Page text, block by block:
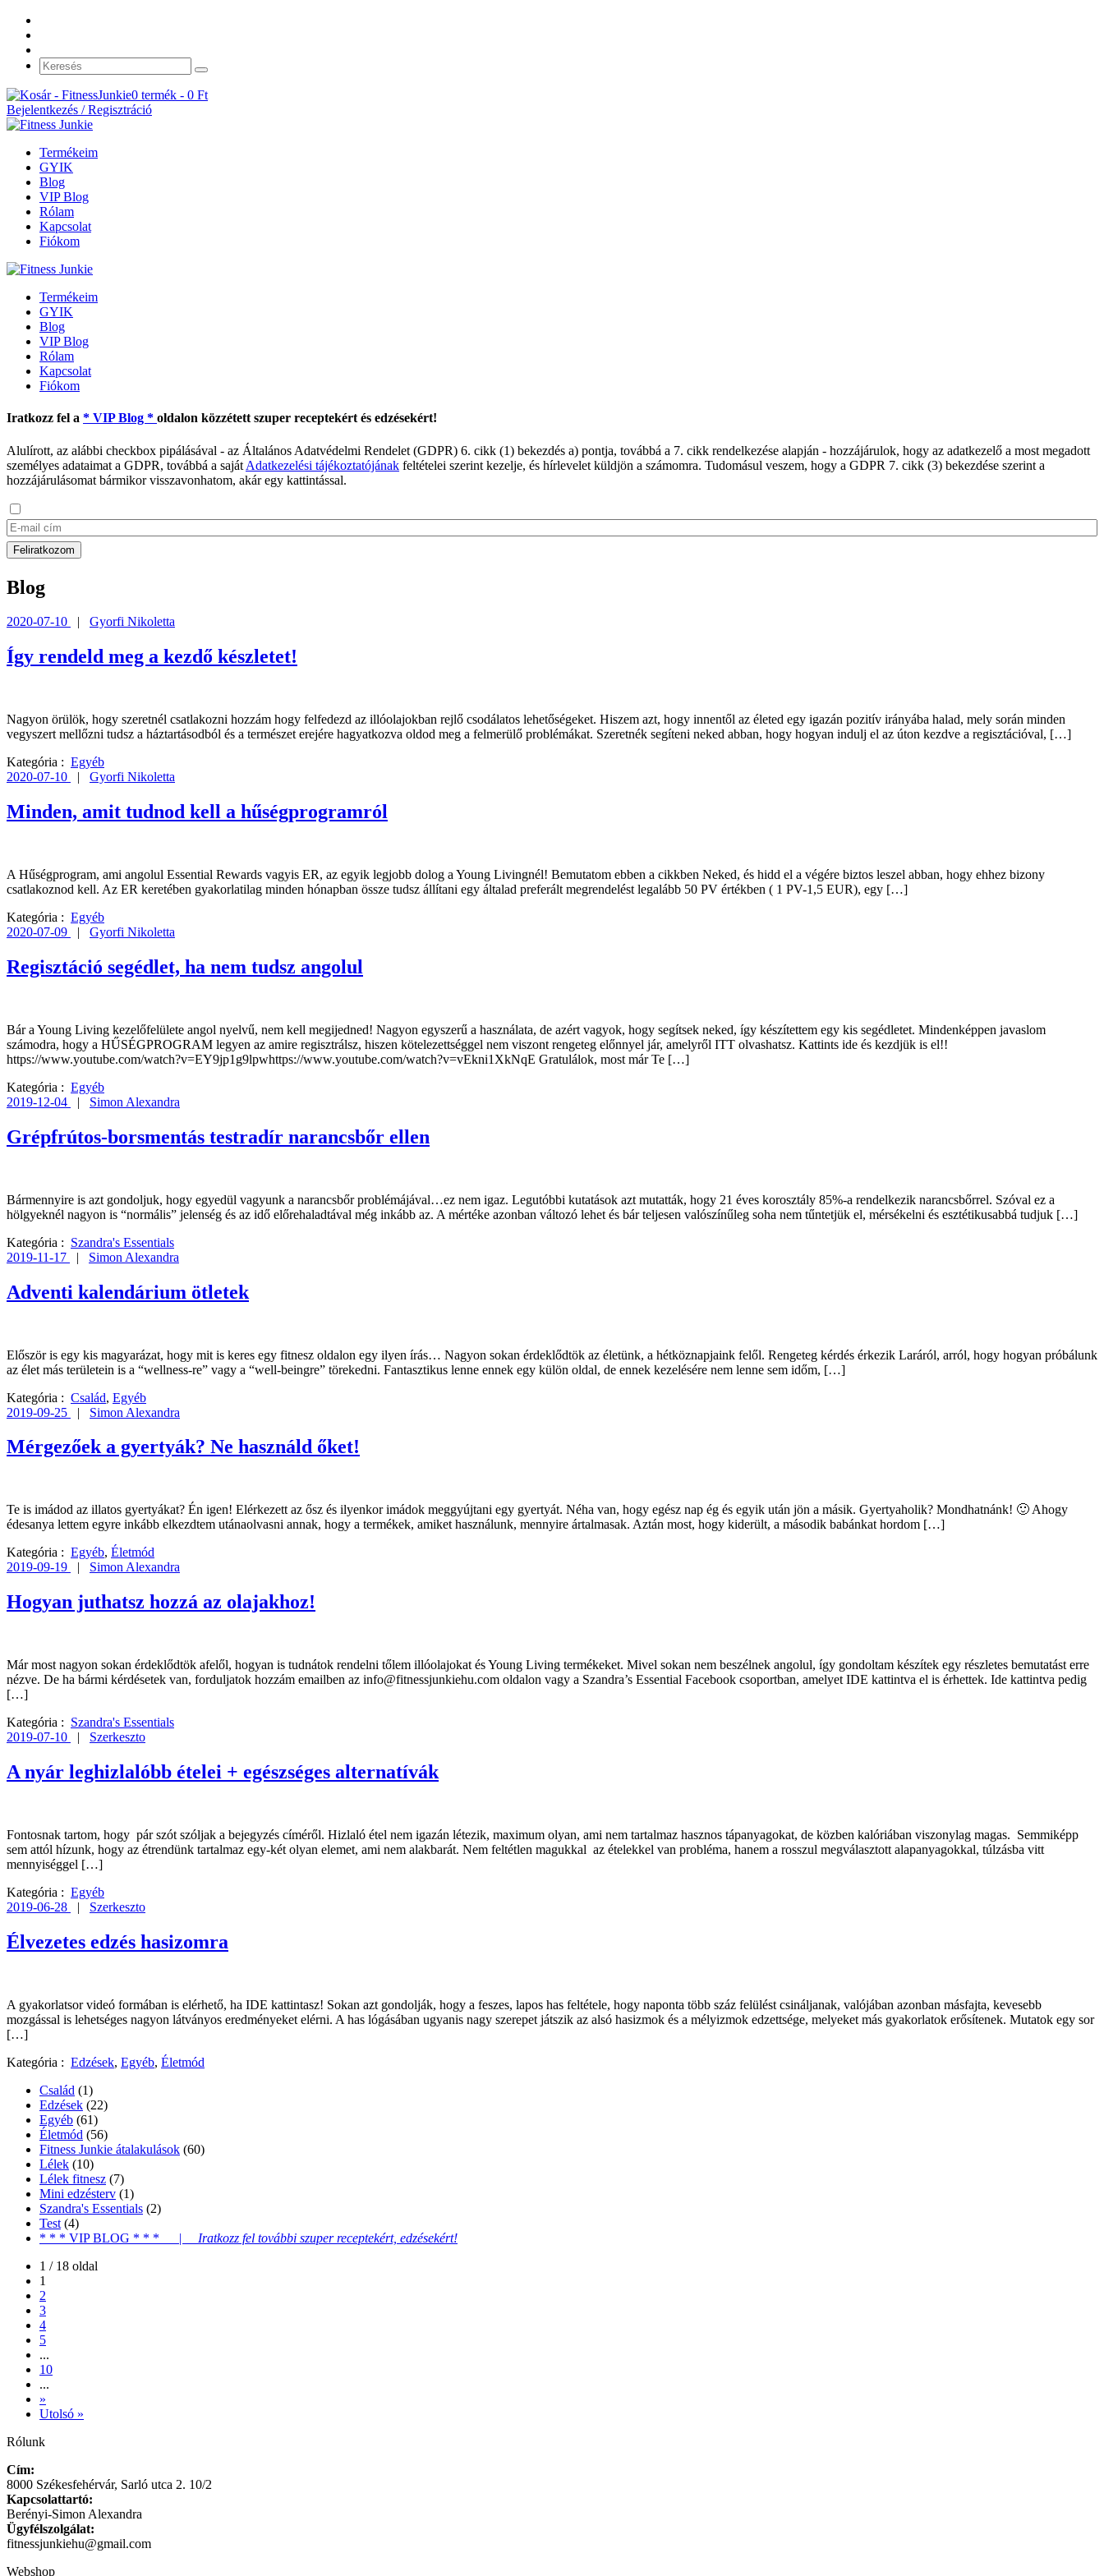
0 termék - 0 Ft
Bejelentkezés / Regisztráció
Termékeim
GYIK
Blog
VIP Blog
Rólam
Kapcsolat
Fiókom
Termékeim
GYIK
Blog
VIP Blog
Rólam
Kapcsolat
Fiókom
Iratkozz fel a * VIP Blog * oldalon közzétett szuper receptekért és edzésekért!
Alulírott, az alábbi checkbox pipálásával - az Általános Adatvédelmi Rendelet (GDPR) 6. cikk (1) bekezdés a) pontja, továbbá a 7. cikk rendelkezése alapján - hozzájárulok, hogy az adatkezelő a most megadott
személyes adataimat a GDPR, továbbá a saját Adatkezelési tájékoztatójának feltételei szerint kezelje, és hírlevelet küldjön a számomra. Tudomásul veszem, hogy a GDPR 7. cikk (3) bekezdése szerint a
hozzájárulásomat bármikor visszavonhatom, akár egy kattintással.
Blog
2020-07-10 | Gyorfi Nikoletta
Így rendeld meg a kezdő készletet!
Nagyon örülök, hogy szeretnél csatlakozni hozzám hogy felfedezd az illóolajokban rejlő csodálatos lehetőségeket. Hiszem azt, hogy innentől az életed egy igazán pozitív irányába halad, mely során minden
vegyszert mellőzni tudsz a háztartásodból és a természet erejére hagyatkozva oldod meg a felmerülő problémákat. Szeretnék segíteni neked abban, hogy hogyan indulj el az úton kezdve a regisztációval, […]
Kategória : Egyéb
2020-07-10
| Gyorfi Nikoletta
Minden, amit tudnod kell a hűségprogramról
A Hűségprogram, ami angolul Essential Rewards vagyis ER, az egyik legjobb dolog a Young Livingnél! Bemutatom ebben a cikkben Neked, és hidd el a végére biztos leszel abban, hogy ehhez bizony
csatlakoznod kell. Az ER keretében gyakorlatilag minden hónapban össze tudsz állítani egy általad preferált megrendelést legalább 50 PV értékben ( 1 PV-1,5 EUR), egy […]
Kategória : Egyéb
2020-07-09
| Gyorfi Nikoletta
Regisztáció segédlet, ha nem tudsz angolul
Bár a Young Living kezelőfelülete angol nyelvű, nem kell megijedned! Nagyon egyszerű a használata, de azért vagyok, hogy segítsek neked, így készítettem egy kis segédletet. Mindenképpen javaslom
számodra, hogy a HŰSÉGPROGRAM legyen az amire regisztrálsz, hiszen kötelezettséggel nem viszont rengeteg előnnyel jár, amelyről ITT olvashatsz. Kattints ide és kezdjük is el!!
https://www.youtube.com/watch?v=EY9jp1g9lpwhttps://www.youtube.com/watch?v=vEkni1XkNqE Gratulálok, most már Te […]
Kategória : Egyéb
2019-12-04
| Simon Alexandra
Grépfrútos-borsmentás testradír narancsbőr ellen
Bármennyire is azt gondoljuk, hogy egyedül vagyunk a narancsbőr problémájával…ez nem igaz. Legutóbbi kutatások azt mutatták, hogy 21 éves korosztály 85%-a rendelkezik narancsbőrrel. Szóval ez a
hölgyeknél nagyon is “normális” jelenség és az idő előrehaladtával még inkább az. A mértéke azonban változó lehet és bár teljesen valószínűleg soha nem tűntetjük el, mérsékelni és esztétikusabbá tudjuk […]
Kategória : Szandra's Essentials
2019-11-17
| Simon Alexandra
Adventi kalendárium ötletek
Először is egy kis magyarázat, hogy mit is keres egy fitnesz oldalon egy ilyen írás… Nagyon sokan érdeklődtök az életünk, a hétköznapjaink felől. Rengeteg kérdés érkezik Laráról, arról, hogy hogyan próbálunk
az élet más területein is a “wellness-re” vagy a “well-beingre” törekedni. Fantasztikus lenne ennek egy külön oldal, de ennek kezelésére nem lenne sem időm, […]
Kategória : Család, Egyéb
2019-09-25
| Simon Alexandra
Mérgezőek a gyertyák? Ne használd őket!
Te is imádod az illatos gyertyákat? Én igen! Elérkezett az ősz és ilyenkor imádok meggyújtani egy gyertyát. Néha van, hogy egész nap ég és egyik után jön a másik. Gyertyaholik? Mondhatnánk! 🙂 Ahogy
édesanya lettem egyre inkább elkezdtem utánaolvasni annak, hogy a termékek, amiket használunk, mennyire ártalmasak. Aztán most, hogy kiderült, a második babánkat hordom […]
Kategória : Egyéb, Életmód
2019-09-19
| Simon Alexandra
Hogyan juthatsz hozzá az olajakhoz!
Már most nagyon sokan érdeklődtök afelől, hogyan is tudnátok rendelni tőlem illóolajokat és Young Living termékeket. Mivel sokan nem beszélnek angolul, így gondoltam készítek egy részletes bemutatást erre
nézve. De ha bármi kérdésetek van, forduljatok hozzám emailben az info@fitnessjunkiehu.com oldalon vagy a Szandra’s Essential Facebook csoportban, amelyet IDE kattintva el is érhettek. Ide kattintva pedig
[…]
Kategória : Szandra's Essentials
2019-07-10
| Szerkeszto
A nyár leghizlalóbb ételei + egészséges alternatívák
Fontosnak tartom, hogy pár szót szóljak a bejegyzés címéről. Hizlaló étel nem igazán létezik, maximum olyan, ami nem tartalmaz hasznos tápanyagokat, de közben kalóriában viszonylag magas. Semmiképp
sem attól hízunk, hogy az étrendünk tartalmaz egy-két olyan elemet, ami nem alakbarát. Nem feltétlen magukkal az ételekkel van probléma, hanem a rosszul megválasztott alapanyagokkal, túlzásba vitt
mennyiséggel […]
Kategória : Egyéb
2019-06-28
| Szerkeszto
Élvezetes edzés hasizomra
A gyakorlatsor videó formában is elérhető, ha IDE kattintasz! Sokan azt gondolják, hogy a feszes, lapos has feltétele, hogy naponta több száz felülést csináljanak, valójában azonban másfajta, kevesebb
mozgással is lehetséges nagyon látványos eredményeket elérni. A has lógásában ugyanis nagy szerepet játszik az alsó hasizmok és a mélyizmok edzettsége, melyeket más gyakorlatok erősítenek. Mutatok egy sor
[…]
Kategória : Edzések, Egyéb, Életmód
Család (1)
Edzések (22)
Egyéb (61)
Életmód (56)
Fitness Junkie átalakulások (60)
Lélek (10)
Lélek fitnesz (7)
Mini edzésterv (1)
Szandra's Essentials (2)
Test (4)
* * * VIP BLOG * * * | Iratkozz fel további szuper receptekért, edzésekért!
1 / 18 oldal
1
2
3
4
5
...
10
...
»
Utolsó »
Rólunk
Cím:
8000 Székesfehérvár, Sarló utca 2. 10/2
Kapcsolattartó:
Berényi-Simon Alexandra
Ügyfélszolgálat:
fitnessjunkiehu@gmail.com
Webshop